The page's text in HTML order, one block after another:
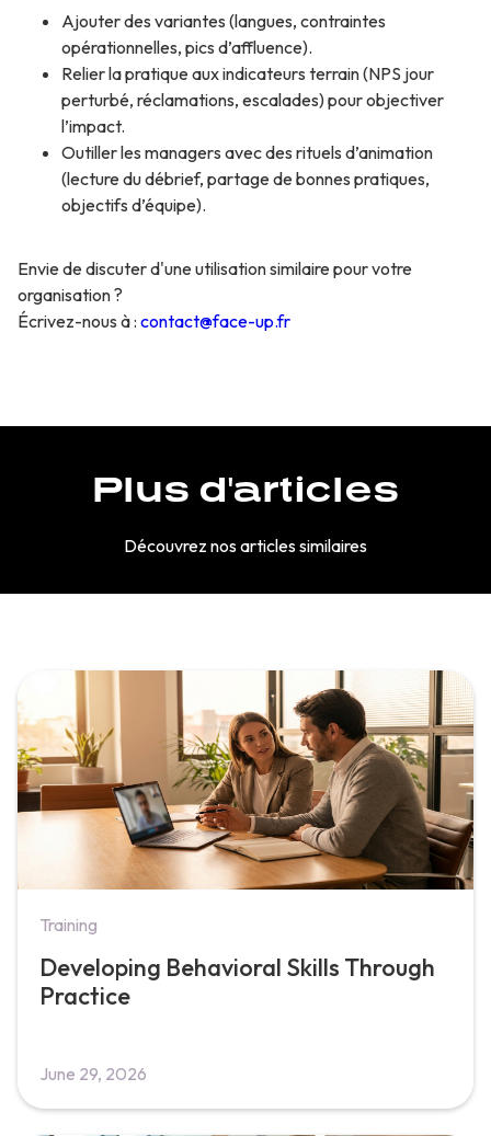
Ajouter des variantes (langues, contraintes
opérationnelles, pics d’affluence).
Relier la pratique aux indicateurs terrain (NPS jour
perturbé, réclamations, escalades) pour objectiver
l’impact.
Outiller les managers avec des rituels d’animation
(lecture du débrief, partage de bonnes pratiques,
objectifs d’équipe).
Envie de discuter d'une utilisation similaire pour votre
organisation ?
Écrivez-nous à : contact@face-up.fr
Plus d'articles
Découvrez nos articles similaires
Training
Developing Behavioral Skills Through
Practice
June 29, 2026